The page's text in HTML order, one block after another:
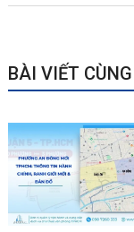
BÀI VIẾT